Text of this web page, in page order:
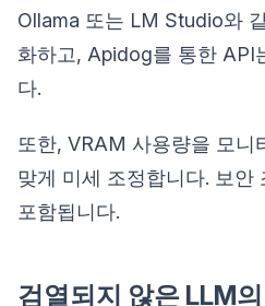
Ollama 또는 LM Studio와
화하고, Apidog를 통한 API
다.
또한, VRAM 사용량을 모니
맞게 미세 조정합니다. 보안
포함됩니다.
검열되지 않은 LLM